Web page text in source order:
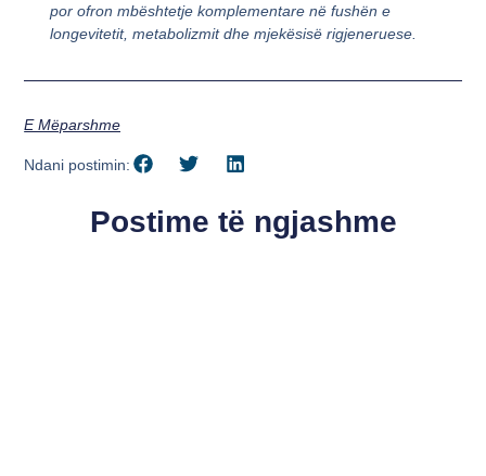
por ofron mbështetje komplementare në fushën e
longevitetit, metabolizmit dhe mjekësisë rigjeneruese.
E Mëparshme
Ndani postimin:
Postime të ngjashme